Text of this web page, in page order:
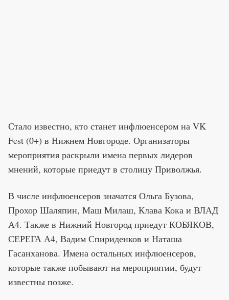
Стало известно, кто станет инфлюенсером на VK
Fest (0+) в Нижнем Новгороде. Организаторы
мероприятия раскрыли имена первых лидеров
мнений, которые приедут в столицу Приволжья.
В числе инфлюенсеров значатся Ольга Бузова,
Прохор Шаляпин, Маш Милаш, Клава Кока и ВЛАД
А4. Также в Нижний Новгород приедут КОБЯКОВ,
СЕРЕГА А4, Вадим Спириденков и Наташа
Гасанханова. Имена остальных инфлюенсеров,
которые также побывают на мероприятии, будут
известны позже.